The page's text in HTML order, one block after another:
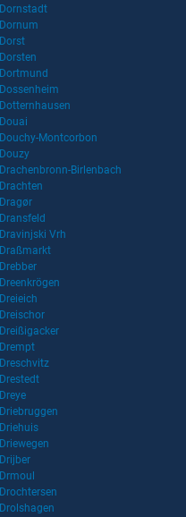
Dornstadt
Dornum
Dorst
Dorsten
Dortmund
Dossenheim
Dotternhausen
Douai
Douchy-Montcorbon
Douzy
Drachenbronn-Birlenbach
Drachten
Dragør
Dransfeld
Dravinjski Vrh
Draßmarkt
Drebber
Dreenkrögen
Dreieich
Dreischor
Dreißigacker
Drempt
Dreschvitz
Drestedt
Dreye
Driebruggen
Driehuis
Driewegen
Drijber
Drmoul
Drochtersen
Drolshagen